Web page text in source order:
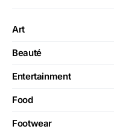
Art
Beauté
Entertainment
Food
Footwear